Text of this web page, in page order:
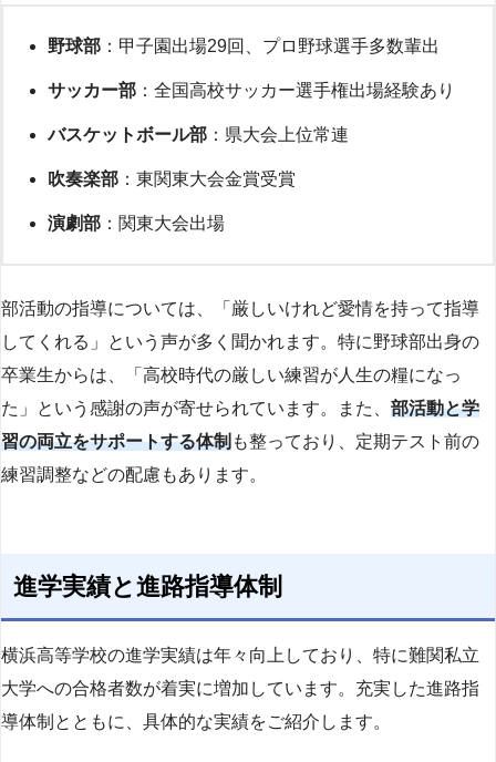
野球部 ：甲子園出場29回、プロ野球選手多数輩出
サッカー部 ：全国高校サッカー選手権出場経験あり
バスケットボール部 ：県大会上位常連
吹奏楽部 ：東関東大会金賞受賞
演劇部 ：関東大会出場
部活動の指導については、「厳しいけれど愛情を持って指導
してくれる」という声が多く聞かれます。特に野球部出身の
卒業生からは、「高校時代の厳しい練習が人生の糧になっ
た」という感謝の声が寄せられています。また、 部活動と学
習の両立をサポートする体制 も整っており、定期テスト前の
練習調整などの配慮もあります。
進学実績と進路指導体制
横浜高等学校の進学実績は年々向上しており、特に難関私立
大学への合格者数が着実に増加しています。充実した進路指
導体制とともに、具体的な実績をご紹介します。